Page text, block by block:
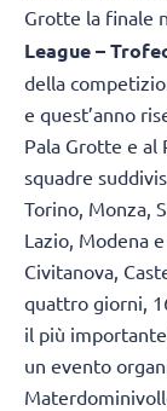
Grotte la finale
League –
della
e quest’anno
Pala Grotte e al
squadre
Torino, Monza,
Lazio, Modena
Civitanova,
quattro giorni,
il più
un evento